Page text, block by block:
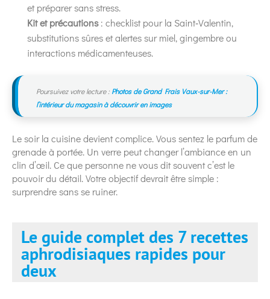
et préparer sans stress.
Kit et précautions: checklist pour la Saint‑Valentin,
substitutions sûres et alertes sur miel, gingembre ou
interactions médicamenteuses.
Poursuivez votre lecture : Photos de Grand Frais Vaux-sur-Mer :
l’intérieur du magasin à découvrir en images
Le soir la cuisine devient complice. Vous sentez le parfum de
grenade à portée. Un verre peut changer l’ambiance en un
clin d’œil. Ce que personne ne vous dit souvent c’est le
pouvoir du détail. Votre objectif devrait être simple :
surprendre sans se ruiner.
Le guide complet des 7 recettes
aphrodisiaques rapides pour
deux